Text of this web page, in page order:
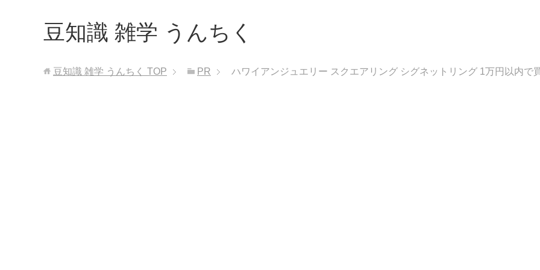
豆知識 雑学 うんちく
豆知識 雑学 うんちく TOP PR ハワイアンジュエリー スクエアリング シグネットリング 1万円以内で